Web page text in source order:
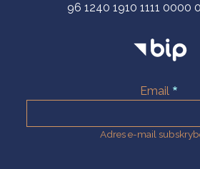
96 1240 1910 1111 0000
Email
Adres e-mail